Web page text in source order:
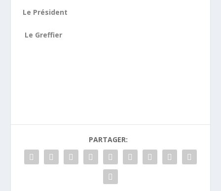
Le Président
Le Greffier
PARTAGER: